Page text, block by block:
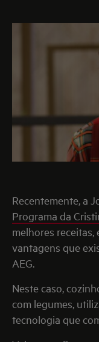
Recentemente, a
Programa da
melhores receitas,
vantagens que
AEG.
Neste caso,
com legumes,
tecnologia que